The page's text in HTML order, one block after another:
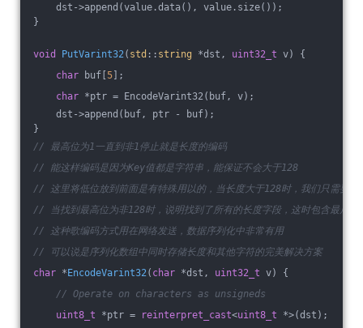
dst->append(value.data(), value.size());
}
void PutVarint32 ( std :: string *dst, uint32_t v)
{
char buf[5];
char *ptr = EncodeVarint32(buf, v);
dst->append(buf, ptr - buf);
}
// 最高位为1一直到非1停止就是长度的编码
// 能这样编码是因为Key值都是字符串，能保证不会大于128
// 这里将低位放到前面是有特殊用以的，当长度大于128时，我们只需要按
// 当找到最高位为非128时，说明找到了所有的长度字段，这时包含最后
// 这种歌编码方式用在网络发送，数据序列化中非常有用
// 可以说是序列化数组中同时存储长度和其他字符的完美解决方案
char *EncodeVarint32 ( char *dst, uint32_t v)
{
// Operate on characters as unsigneds
uint8_t *ptr = reinterpret_cast<uint8_t *>(dst);